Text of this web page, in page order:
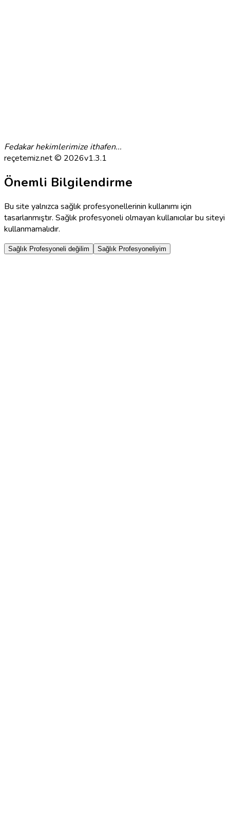
Fedakar hekimlerimize ithafen...
reçetemiz.net © 2026v1.3.1
Önemli Bilgilendirme
Bu site yalnızca sağlık profesyonellerinin kullanımı için
tasarlanmıştır. Sağlık profesyoneli olmayan kullanıcılar bu siteyi
kullanmamalıdır.
Sağlık Profesyoneli değilim Sağlık Profesyoneliyim